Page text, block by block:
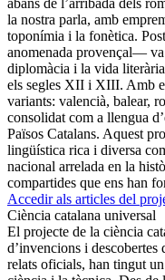
abans de l’arribada dels
la nostra parla, amb
toponímia i la fonètica.
anomenada provençal—
diplomàcia i la vida
els segles XII i XIII. Amb
variants: valencià, balear,
consolidat com a llengua
Països Catalans. Aquest
lingüística rica i diversa
nacional arrelada en la
compartides que ens han
Accedir als articles del
Ciència catalana universal
El projecte de la ciència
d’invencions i
relats oficials, han tingut